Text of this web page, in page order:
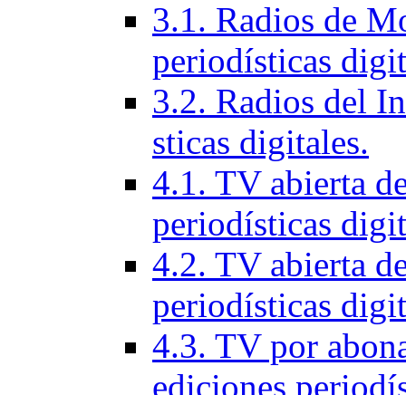
3.1. Radios de
periodí­sticas
3.2. Radios del
sticas digitales.
4.1. TV abierta
periodí­sticas
4.2. TV abierta
periodí­sticas
4.3. TV por
ediciones